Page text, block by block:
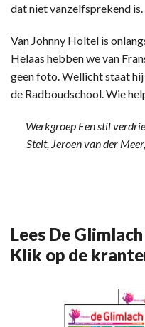
dat niet vanzelfsprekend is.
Van Johnny Holtel is
Helaas hebben we van
geen foto. Wellicht staat
de Radboudschool. Wie
Werkgroep Een stil
Stelt, Jeroen van der
Lees De
Klik op de